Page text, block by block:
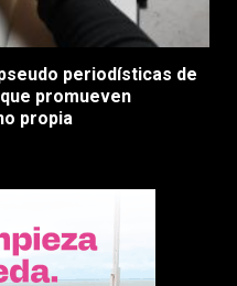
periodísticas de
promueven
propia